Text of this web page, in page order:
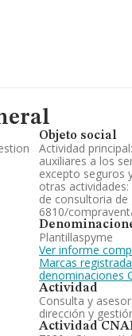
Objeto social
Actividad
auxiliares a los
excepto seguros
otras
de consultoria de
6810/
Plantillaspyme
Ver informe
Marcas
denominaciones
Actividad
Consulta y
dirección y
Actividad